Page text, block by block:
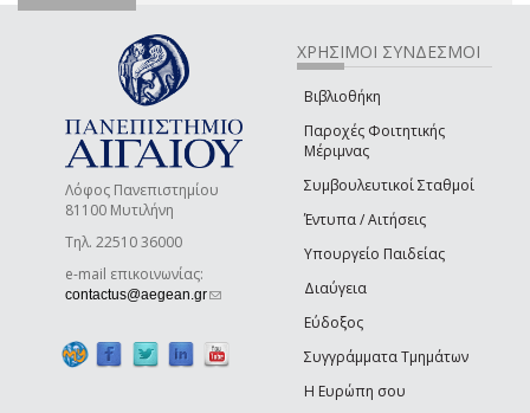
Λόφος Πανεπιστημίου
81100 Μυτιλήνη
Τηλ. 22510 36000
e-mail επικοινωνίας:
contactus@aegean.gr(link sends e-mail)
ΧΡΗΣΙΜΟΙ ΣΥΝΔΕΣΜΟΙ
Βιβλιοθήκη
Παροχές Φοιτητικής
Μέριμνας
Συμβουλευτικοί Σταθμοί
Έντυπα / Αιτήσεις
Υπουργείο Παιδείας
Διαύγεια
Εύδοξος
Συγγράμματα Τμημάτων
Η Ευρώπη σου